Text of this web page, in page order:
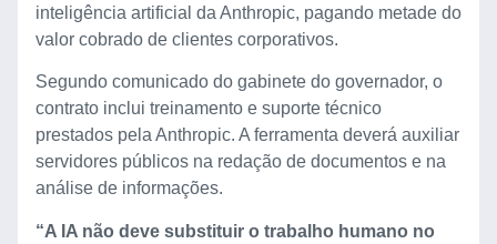
inteligência artificial da Anthropic, pagando metade do
valor cobrado de clientes corporativos.
Segundo comunicado do gabinete do governador, o
contrato inclui treinamento e suporte técnico
prestados pela Anthropic. A ferramenta deverá auxiliar
servidores públicos na redação de documentos e na
análise de informações.
“A IA não deve substituir o trabalho humano no